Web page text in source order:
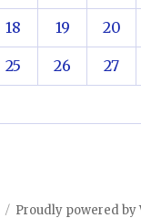
18 19 20
25 26 27
Proudly powered by